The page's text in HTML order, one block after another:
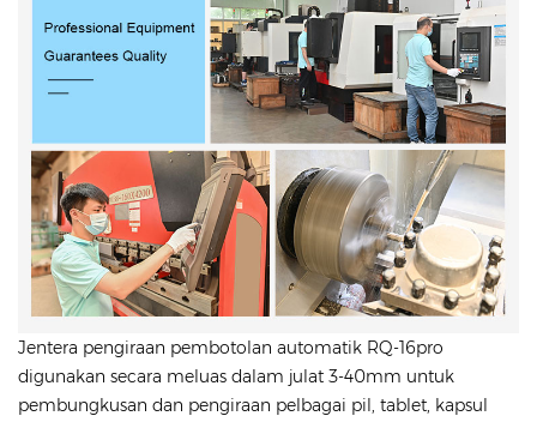
Jentera pengiraan pembotolan automatik RQ-16pro
digunakan secara meluas dalam julat 3-40mm untuk
pembungkusan dan pengiraan pelbagai pil, tablet, kapsul